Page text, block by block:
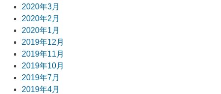
2020年3月
2020年2月
2020年1月
2019年12月
2019年11月
2019年10月
2019年7月
2019年4月